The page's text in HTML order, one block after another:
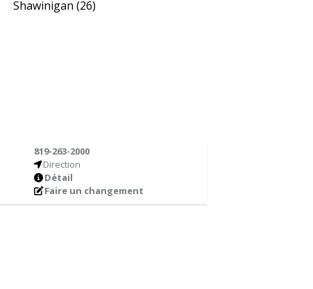
Shawinigan (26)
819-263-2000
Direction
Détail
Faire un changement